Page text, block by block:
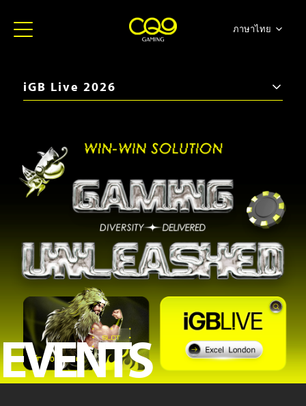
ภาษาไทย
iGB Live 2026
ICE Barcelona 2026
SBC Summit 2025
iGB Live 2025
ICE Barcelona 2025
iGB Live 2024
BiS SiGMA Américas 2024
ICE London 2024
ICE London 2023
iGB Live 2023
iGB Live 2022
EVENTS